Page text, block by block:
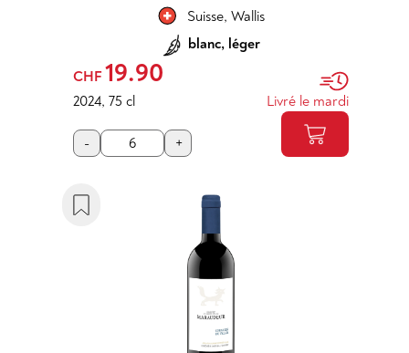
Suisse, Wallis
blanc, léger
CHF 19.90
2024, 75 cl Livré le mardi
- +